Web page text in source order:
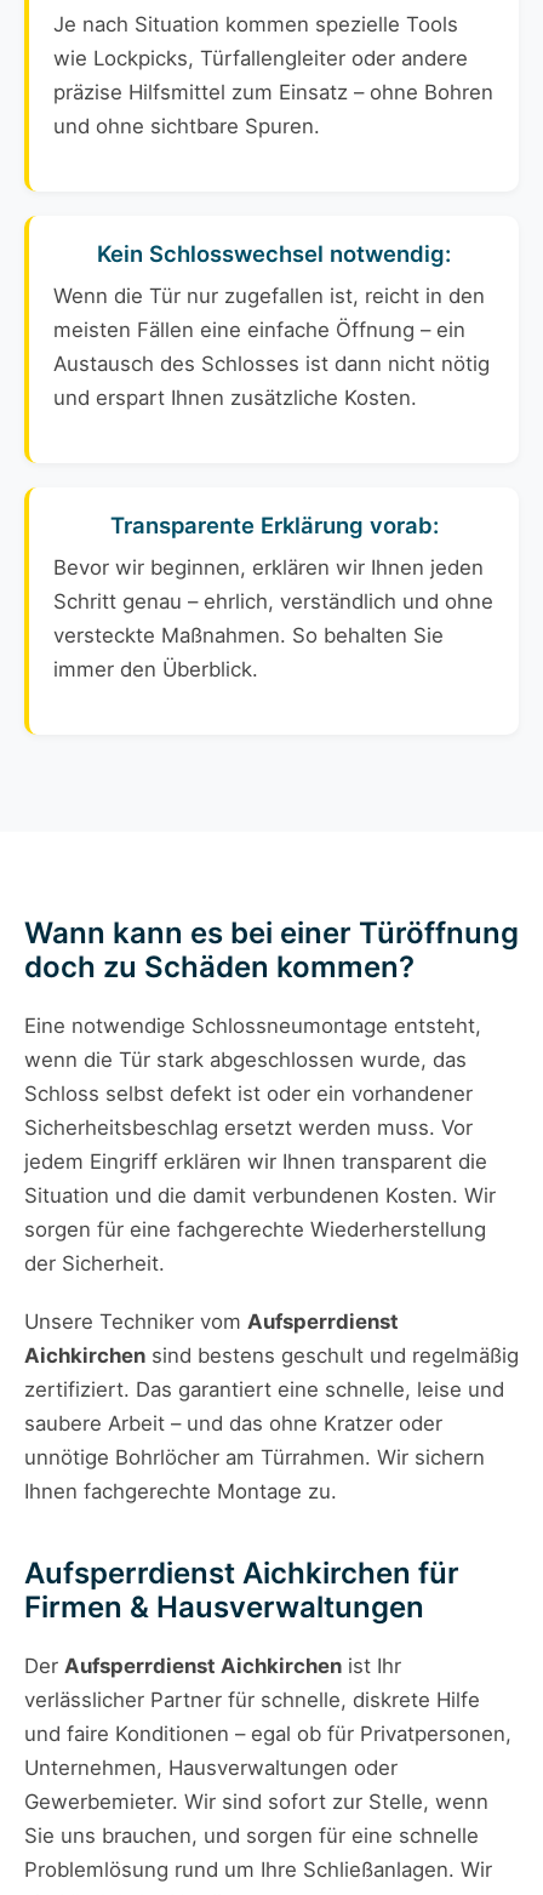
Je nach Situation kommen spezielle Tools
wie Lockpicks, Türfallengleiter oder andere
präzise Hilfsmittel zum Einsatz – ohne Bohren
und ohne sichtbare Spuren.
Kein Schlosswechsel notwendig:
Wenn die Tür nur zugefallen ist, reicht in den
meisten Fällen eine einfache Öffnung – ein
Austausch des Schlosses ist dann nicht nötig
und erspart Ihnen zusätzliche Kosten.
Transparente Erklärung vorab:
Bevor wir beginnen, erklären wir Ihnen jeden
Schritt genau – ehrlich, verständlich und ohne
versteckte Maßnahmen. So behalten Sie
immer den Überblick.
Wann kann es bei einer Türöffnung
doch zu Schäden kommen?
Eine notwendige Schlossneumontage entsteht,
wenn die Tür stark abgeschlossen wurde, das
Schloss selbst defekt ist oder ein vorhandener
Sicherheitsbeschlag ersetzt werden muss. Vor
jedem Eingriff erklären wir Ihnen transparent die
Situation und die damit verbundenen Kosten. Wir
sorgen für eine fachgerechte Wiederherstellung
der Sicherheit.
Unsere Techniker vom Aufsperrdienst
Aichkirchen sind bestens geschult und regelmäßig
zertifiziert. Das garantiert eine schnelle, leise und
saubere Arbeit – und das ohne Kratzer oder
unnötige Bohrlöcher am Türrahmen. Wir sichern
Ihnen fachgerechte Montage zu.
Aufsperrdienst Aichkirchen für
Firmen & Hausverwaltungen
Der Aufsperrdienst Aichkirchen ist Ihr
verlässlicher Partner für schnelle, diskrete Hilfe
und faire Konditionen – egal ob für Privatpersonen,
Unternehmen, Hausverwaltungen oder
Gewerbemieter. Wir sind sofort zur Stelle, wenn
Sie uns brauchen, und sorgen für eine schnelle
Problemlösung rund um Ihre Schließanlagen. Wir